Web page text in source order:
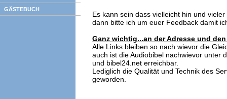
GÄSTEBUCH
Es kann sein dass vielleicht hin und
dann bitte ich um euer Feedback damit
Ganz wichtig...an der Adresse und
Alle Links bleiben so nach wievor die
auch ist die Audiobibel nachwievor unter
und bibel24.net erreichbar.
Lediglich die Qualität und Technik des
geworden.